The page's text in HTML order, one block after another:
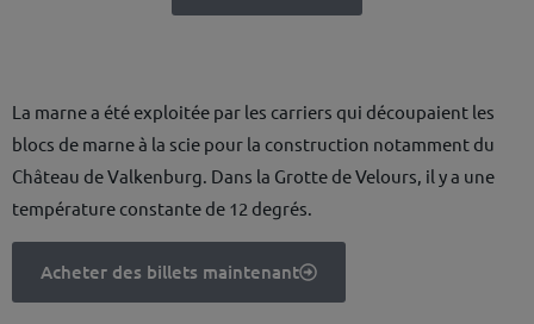
La marne a été exploitée par les carriers qui découpaient les
blocs de marne à la scie pour la construction notamment du
Château de Valkenburg. Dans la Grotte de Velours, il y a une
température constante de 12 degrés.
Acheter des billets maintenant